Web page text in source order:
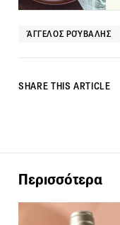
ΆΓΓΕΛΟΣ ΡΟΎΒΑΛΗΣ
SHARE THIS ARTICLE
Περισσότερα